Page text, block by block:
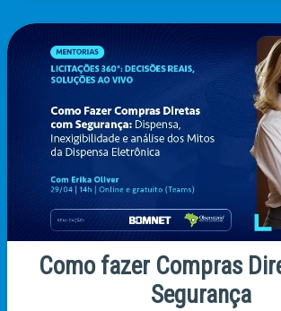
Como fazer Compras
Segurança